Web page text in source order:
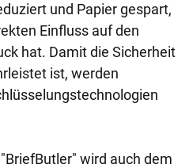
und Papier gespart,
Einfluss auf den
hat. Damit die Sicherheit
ist, werden
wird auch dem